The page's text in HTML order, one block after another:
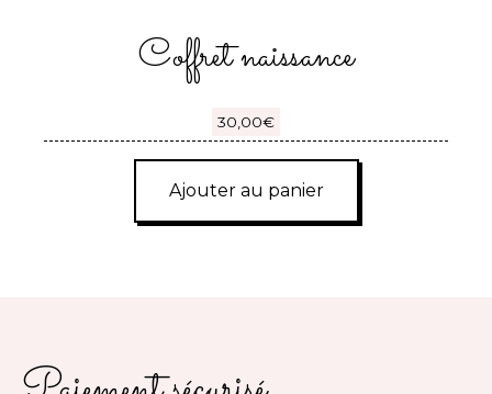
Coffret naissance
30,00€
Ajouter au panier